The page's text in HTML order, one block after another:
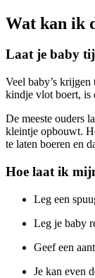
Wat kan ik
Laat je baby
Veel baby’s
kindje vlot boert, is
De meeste ouders
kleintje opbouwt.
te laten boeren en
Hoe laat ik
Leg een
Leg je baby
Geef een
Je kan even